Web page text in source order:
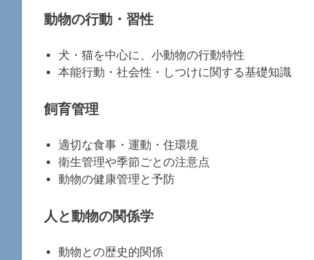
動物の行動・習性
犬・猫を中心に、小動物の行動特性
本能行動・社会性・しつけに関する基礎知識
飼育管理
適切な食事・運動・住環境
衛生管理や季節ごとの注意点
動物の健康管理と予防
人と動物の関係学
動物との歴史的関係